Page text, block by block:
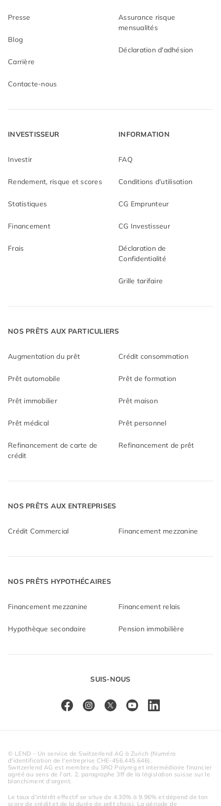
Presse
Blog
Carrière
Contacte-nous
Assurance risque
mensualités
Déclaration d'adhésion
INVESTISSEUR
Investir
Rendement, risque et scores
Statistiques
Financement
Frais
INFORMATION
FAQ
Conditions d'utilisation
CG Emprunteur
CG Investisseur
Déclaration de
Confidentialité
Grille tarifaire
SUIS-NOUS
NOS PRÊTS AUX PARTICULIERS
Augmentation du prêt Crédit consommation
Prêt automobile Prêt de formation
Prêt immobilier Prêt maison
Prêt médical Prêt personnel
Refinancement de carte de
crédit
Refinancement de prêt
NOS PRÊTS AUX ENTREPRISES
Crédit Commercial Financement mezzanine
NOS PRÊTS HYPOTHÉCAIRES
Financement mezzanine Financement relais
Hypothèque secondaire Pension immobilière
© LEND - Un service de Switzerlend AG à Zurich (Numéro
d'identification de l'entreprise CHE-456.445.646).
Switzerlend AG est membre du SRO Polyreg et intermédiaire financier
agréé au sens de l'art. 2, paragraphe 3ff de la législation suisse sur le
blanchiment d'argent.
Le taux d'intérêt effectif se situe de 4.30% à 9.96% et dépend de ton
score de crédit et de la durée de prêt choisi. La période de